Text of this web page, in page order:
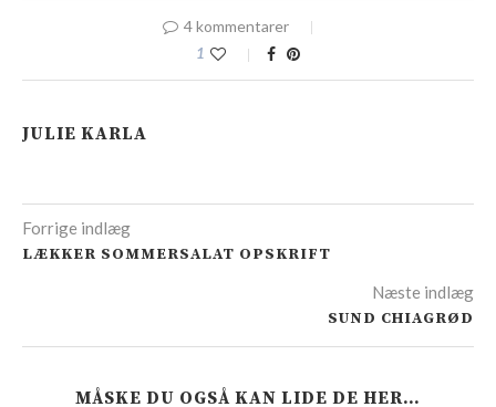
4 kommentarer
1
JULIE KARLA
Forrige indlæg
LÆKKER SOMMERSALAT OPSKRIFT
Næste indlæg
SUND CHIAGRØD
MÅSKE DU OGSÅ KAN LIDE DE HER…